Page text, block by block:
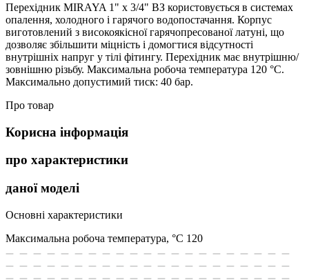
Перехідник MIRAYA 1" x 3/4" ВЗ користовується в системах
опалення, холодного і гарячого водопостачання. Корпус
виготовлений з високоякісної гарячопресованої латуні, що
дозволяє збільшити міцність і домогтися відсутності
внутрішніх напруг у тілі фітингу. Перехідник має внутрішню/
зовнішню різьбу. Максимальна робоча температура 120 °С.
Максимально допустимий тиск: 40 бар.
Про товар
Корисна інформація
про характеристики
даної моделі
Основні характеристики
Максимальна робоча температура, °С 120